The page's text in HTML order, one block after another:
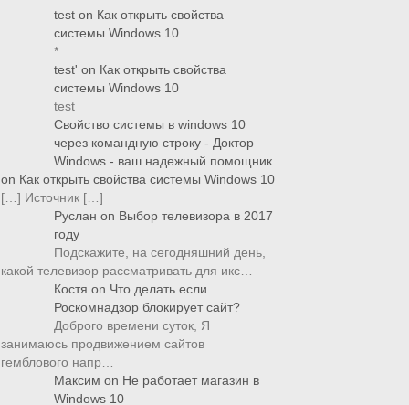
test on Как открыть свойства
системы Windows 10
*
test' on Как открыть свойства
системы Windows 10
test
Свойство системы в windows 10
через командную строку - Доктор
Windows - ваш надежный помощник
on Как открыть свойства системы Windows 10
[…] Источник […]
Руслан on Выбор телевизора в 2017
году
Подскажите, на сегодняшний день,
какой телевизор рассматривать для икс…
Костя on Что делать если
Роскомнадзор блокирует сайт?
Доброго времени суток, Я
занимаюсь продвижением сайтов
гемблового напр…
Максим on Не работает магазин в
Windows 10